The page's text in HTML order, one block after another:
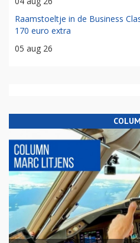
Raamstoeltje in de Business
170 euro extra
05 aug 26